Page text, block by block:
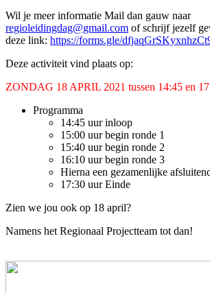
Wil je meer informatie Mail dan gauw naar
regioleidingdag@gmail.com of schrijf jezelf
deze link: https://forms.gle/
Deze activiteit vind plaats op:
ZONDAG 18 APRIL 2021 tussen 14:45 en
Programma
14:45 uur inloop
15:00 uur begin ronde 1
15:40 uur begin ronde 2
16:10 uur begin ronde 3
Hierna een gezamenlijke
17:30 uur Einde
Zien we jou ook op 18 april?
Namens het Regionaal Projectteam tot dan!